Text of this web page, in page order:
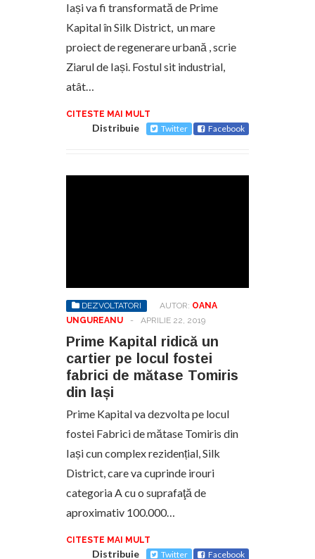
Iași va fi transformată de Prime
Kapital în Silk District, un mare
proiect de regenerare urbană , scrie
Ziarul de Iași. Fostul sit industrial,
atât…
CITESTE MAI MULT
Distribuie Twitter Facebook
DEZVOLTATORI AUTOR: OANA
UNGUREANU
- APRILIE 22, 2019
Prime Kapital ridică un
cartier pe locul fostei
fabrici de mătase Tomiris
din Iași
Prime Kapital va dezvolta pe locul
fostei Fabrici de mătase Tomiris din
Iași cun complex rezidențial, Silk
District, care va cuprinde irouri
categoria A cu o suprafaţă de
aproximativ 100.000…
CITESTE MAI MULT
Distribuie Twitter Facebook